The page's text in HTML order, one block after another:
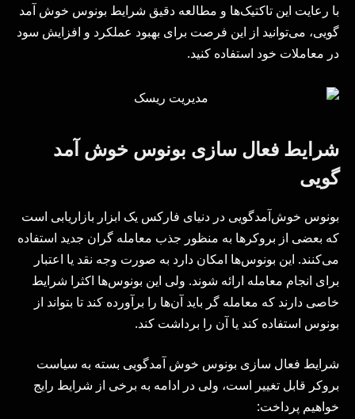
با رعایت این تاکتیک‌ها و مطالعه دقیق شرایط بونوس خوش آمد
گویی، می‌توانید از این فرصت برای بهبود عملکرد و افزایش سود
در معاملات خود استفاده کنید.
شرایط فعال سازی بونوس خوش آمد
گویی
بونوس خوش‌آمدگویی در دنیای فارکس یک ابزار بازاریابی است
که بعضی از بروکرها به منظور جذب معامله‌ گران جدید استفاده
می‌کنند. این بونوس‌ها امکان دارد به صورت وجه نقد یا اعتبار
برای انجام معامله ارائه شوند. ولی این بونوس‌ها اکثرا شرایط
خاصی دارند که معامله‌ گر باید آن‌ها را برآورده کند تا بتواند از
بونوس استفاده کند یا آن را برداشت کند.
شرایط فعال‌ سازی بونوس خوش‌ آمدگویی بسته به سیاست
بروکر قابل تغییر است، ولی در ادامه به برخی از شرایط رایج
خواهیم پرداخت: